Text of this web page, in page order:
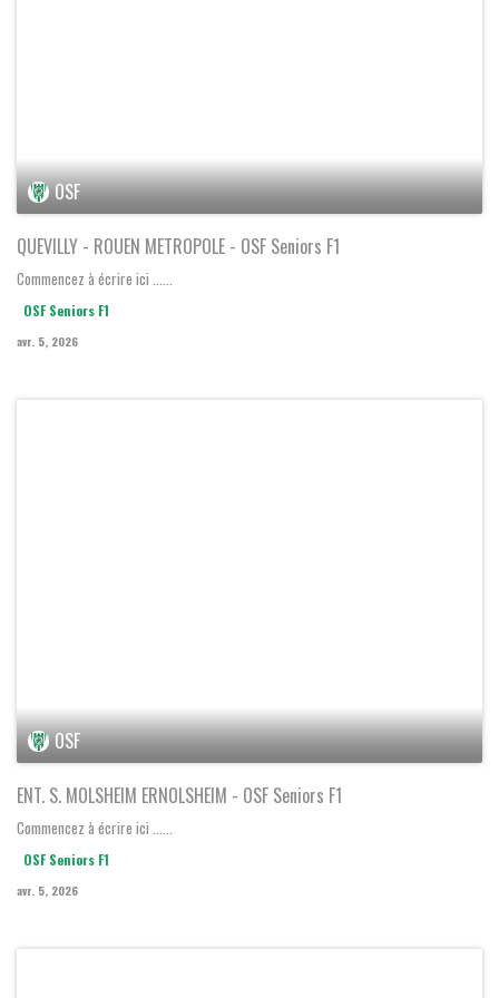
OSF
QUEVILLY - ROUEN METROPOLE - OSF Seniors F1
Commencez à écrire ici ......
OSF Seniors F1
avr. 5, 2026
OSF
ENT. S. MOLSHEIM ERNOLSHEIM - OSF Seniors F1
Commencez à écrire ici ......
OSF Seniors F1
avr. 5, 2026